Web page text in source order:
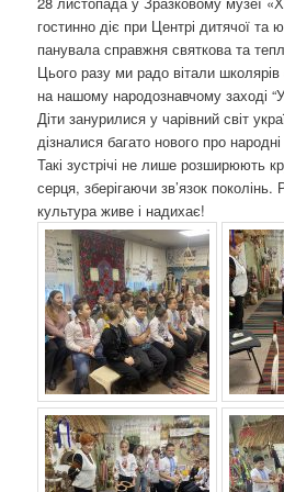
о
з
а
п
и
с
а
х
гостинно діє при Центрі дитячої та
панувала справжня святкова та
Цього разу ми радо вітали
на нашому народознавчому заході
Діти занурилися у чарівний світ
дізналися багато нового про
Такі зустрічі не лише розширюють
серця, зберігаючи зв’язок
культура живе і надихає!